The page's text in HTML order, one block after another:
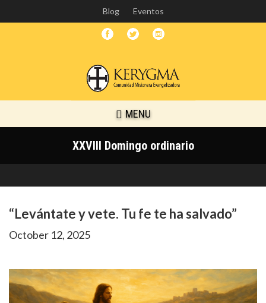
Skip
to
main
Blog Eventos
MENU
XXVIII Domingo ordinario
“Levántate y vete. Tu fe te ha salvado”
October 12, 2025